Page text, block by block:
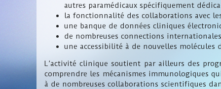
autres paramédicaux spécifiquement
la fonctionnalité des collaborations avec
une banque de données cliniques
de nombreuses connections
une accessibilité à de nouvelles molécules
L’activité clinique soutient par ailleurs des
comprendre les mécanismes immunologiques
à de nombreuses collaborations scientifiques